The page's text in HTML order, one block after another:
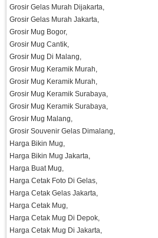
Grosir Gelas Murah Dijakarta,
Grosir Gelas Murah Jakarta,
Grosir Mug Bogor,
Grosir Mug Cantik,
Grosir Mug Di Malang,
Grosir Mug Keramik Murah,
Grosir Mug Keramik Murah,
Grosir Mug Keramik Surabaya,
Grosir Mug Keramik Surabaya,
Grosir Mug Malang,
Grosir Souvenir Gelas Dimalang,
Harga Bikin Mug,
Harga Bikin Mug Jakarta,
Harga Buat Mug,
Harga Cetak Foto Di Gelas,
Harga Cetak Gelas Jakarta,
Harga Cetak Mug,
Harga Cetak Mug Di Depok,
Harga Cetak Mug Di Jakarta,